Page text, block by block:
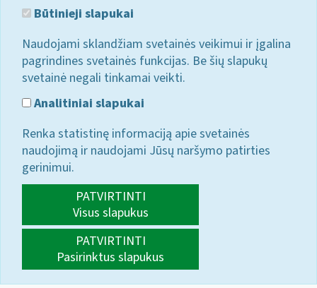
Būtinieji slapukai
Naudojami sklandžiam svetainės veikimui ir įgalina
pagrindines svetainės funkcijas. Be šių slapukų
svetainė negali tinkamai veikti.
Analitiniai slapukai
Renka statistinę informaciją apie svetainės
naudojimą ir naudojami Jūsų naršymo patirties
gerinimui.
PATVIRTINTI
Visus slapukus
PATVIRTINTI
Pasirinktus slapukus